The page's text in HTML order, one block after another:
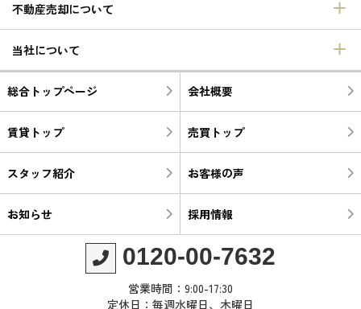
不動産売却について
当社について
総合トップページ 会社概要
賃貸トップ 売買トップ
スタッフ紹介 お客様の声
お知らせ 採用情報
0120-00-7632
営業時間：9:00-17:30
定休日：毎週水曜日、木曜日